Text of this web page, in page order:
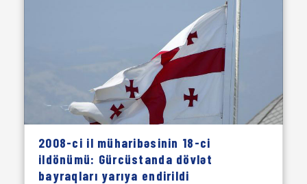
2008-ci il müharibəsinin 18-ci
ildönümü: Gürcüstanda dövlət
bayraqları yarıya endirildi